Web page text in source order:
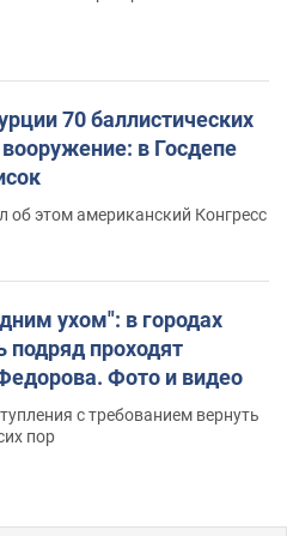
70 баллистических
в Госдепе
об этом американский Конгресс
ухом": в городах
проходят
Фото и видео
с требованием вернуть
пор